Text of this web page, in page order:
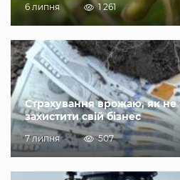
6 липня 1 261
Страхування врожаю, як не
захистити свій бізнес
7 липня 507